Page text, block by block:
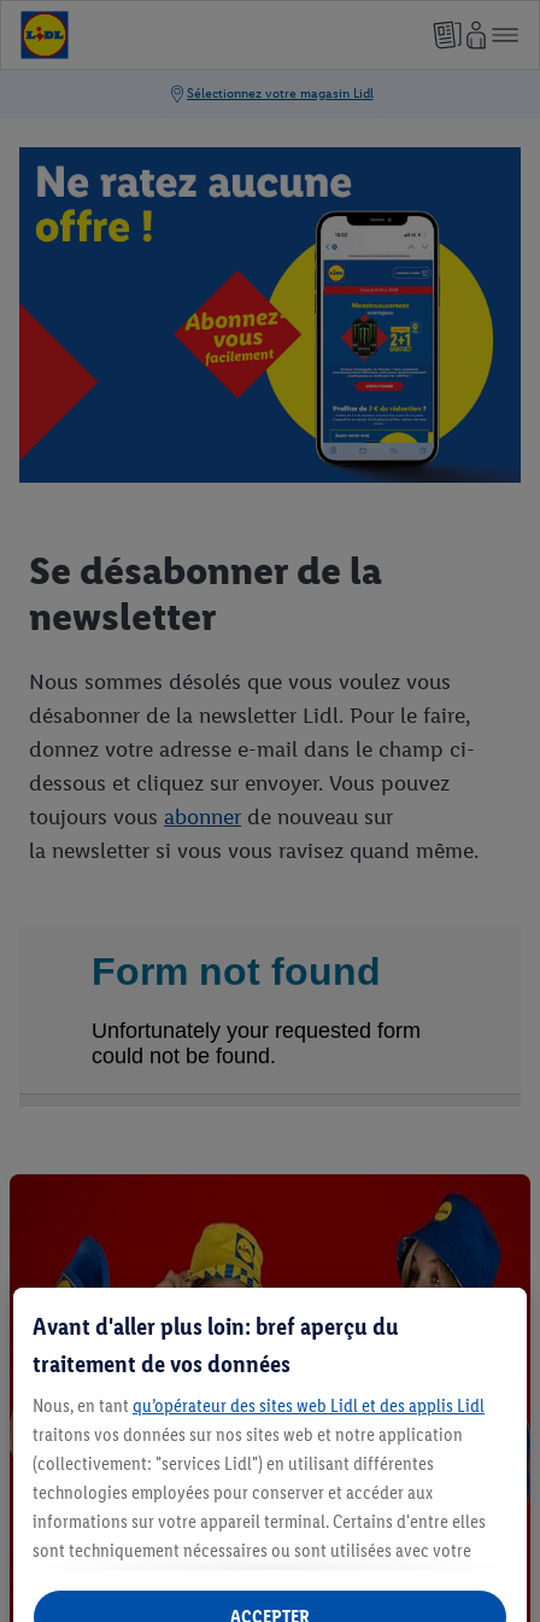
Se désabonner de la
newsletter
Nous sommes désolés que vous voulez vous
désabonner de la newsletter Lidl. Pour le faire,
donnez votre adresse e-mail dans le champ ci-
dessous et cliquez sur envoyer. Vous pouvez
toujours vous abonner de nouveau sur
la newsletter si vous vous ravisez quand même.
Avant d'aller plus loin: bref aperçu du
traitement de vos données
Nous, en tant qu’opérateur des sites web Lidl et des applis Lidl
traitons vos données sur nos sites web et notre application
(collectivement: "services Lidl") en utilisant différentes
technologies employées pour conserver et accéder aux
informations sur votre appareil terminal. Certains d'entre elles
sont techniquement nécessaires ou sont utilisées avec votre
des statistiques ou pour des publicités personnalisées au sein
ACCEPTER